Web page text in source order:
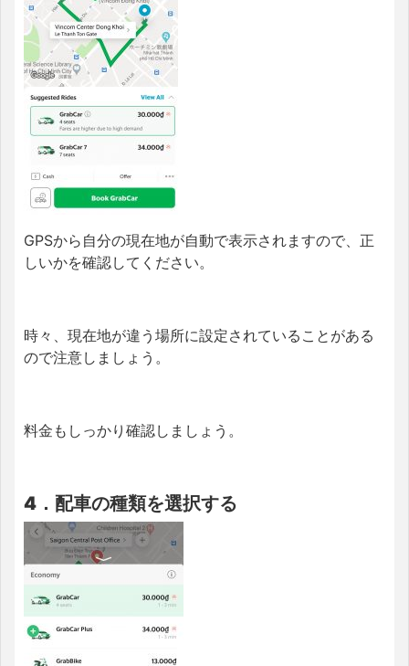
GPSから自分の現在地が自動で表示されますので、正
しいかを確認してください。
時々、現在地が違う場所に設定されていることがある
ので注意しましょう。
料金もしっかり確認しましょう。
4．配車の種類を選択する